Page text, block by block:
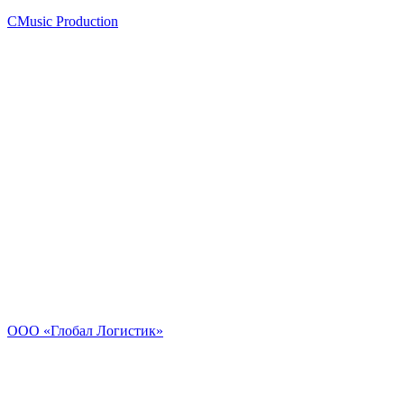
CMusic Production
ООО «Глобал Логистик»